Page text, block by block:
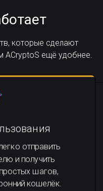
которые сделают
ACryptoS ещё удобнее.
отправить
и получить
шагов,
кошелёк.